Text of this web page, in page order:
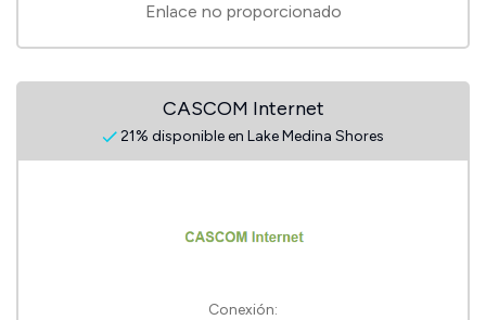
Enlace no proporcionado
CASCOM Internet
21% disponible en Lake Medina Shores
Conexión: